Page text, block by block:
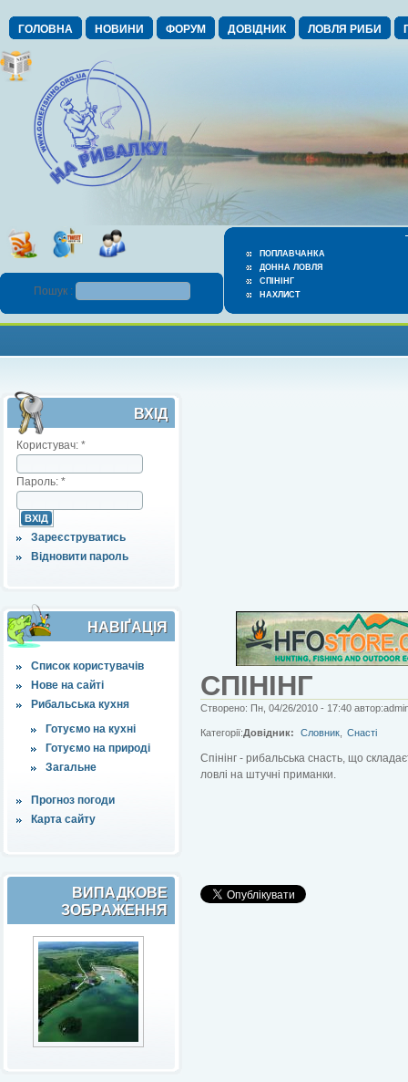
ГОЛОВНА НОВИНИ ФОРУМ ДОВІДНИК ЛОВЛЯ РИБИ
ПОПЛАВЧАНКА
ДОННА ЛОВЛЯ
СПІНІНГ
НАХЛИСТ
Пошук :
ВХІД
Користувач: *
Пароль: *
Зареєструватись
Відновити пароль
НАВІҐАЦІЯ
Список користувачів
Нове на сайті
Рибальська кухня
Готуємо на кухні
Готуємо на природі
Загальне
Прогноз погоди
Карта сайту
ВИПАДКОВЕ
ЗОБРАЖЕННЯ
СПІНІНГ
Створено: Пн, 04/26/2010 - 17:40
Категорії:Довідник: Словник Снасті
Спінінг - рибальська снасть, що
ловлі на штучні приманки.